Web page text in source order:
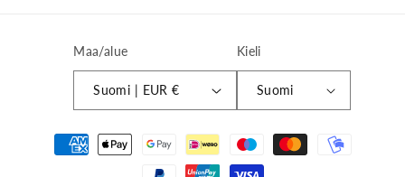
Maa/alue
Suomi | EUR €
Kieli
Suomi
Maksutavat